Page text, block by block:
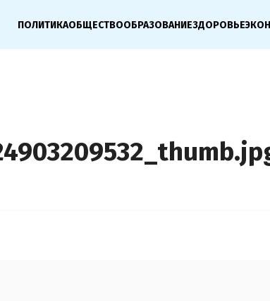
ПОЛИТИКАОБЩЕСТВООБРАЗОВАНИЕЗДОРОВЬЕ